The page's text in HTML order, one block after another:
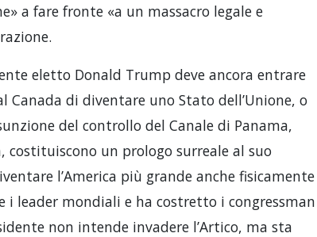
a fare fronte «a un massacro legale e
eletto Donald Trump deve ancora entrare
Canada di diventare uno Stato dell’Unione, o
del controllo del Canale di Panama,
costituiscono un prologo surreale al suo
l’America più grande anche fisicamente
i leader mondiali e ha costretto i congressman
non intende invadere l’Artico, ma sta